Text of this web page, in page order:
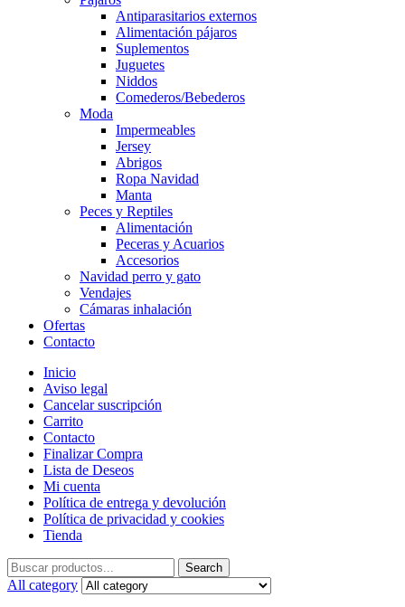
Antiparasitarios externos
Alimentación pájaros
Suplementos
Juguetes
Niddos
Comederos/Bebederos
Moda
Impermeables
Jersey
Abrigos
Ropa Navidad
Manta
Peces y Reptiles
Alimentación
Peceras y Acuarios
Accesorios
Navidad perro y gato
Vendajes
Cámaras inhalación
Ofertas
Contacto
Inicio
Aviso legal
Cancelar suscripción
Carrito
Contacto
Finalizar Compra
Lista de Deseos
Mi cuenta
Política de entrega y devolución
Política de privacidad y cookies
Tienda
Search
All category